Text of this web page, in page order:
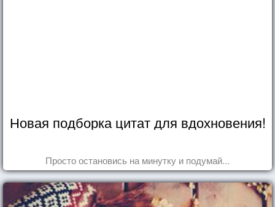
Новая подборка цитат для вдохновения!
Просто остановись на минутку и подумай...